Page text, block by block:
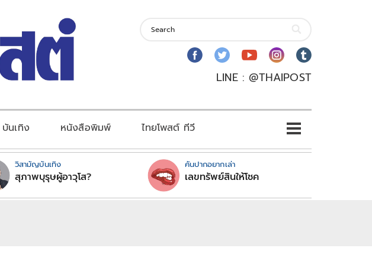
LINE : @THAIPOST
บันเทิง หนังสือพิมพ์ ไทยโพสต์ ทีวี
วิสามัญบันเทิง
สุภาพบุรุษผู้อาวุโส?
คันปากอยากเล่า
เลขทรัพย์สินให้โชค